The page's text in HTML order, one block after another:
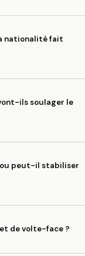
nationalité fait
ils soulager le
peut-il stabiliser
de volte-face ?